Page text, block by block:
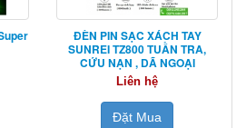
ĐÈN PIN SẠC XÁCH TAY
SUNREI TZ800 TUẦN TRA,
CỨU NẠN , DÃ NGOẠI
Liên hệ
Đặt Mua